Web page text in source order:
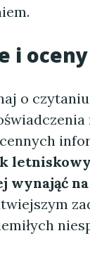
i oceny
o
wynająć